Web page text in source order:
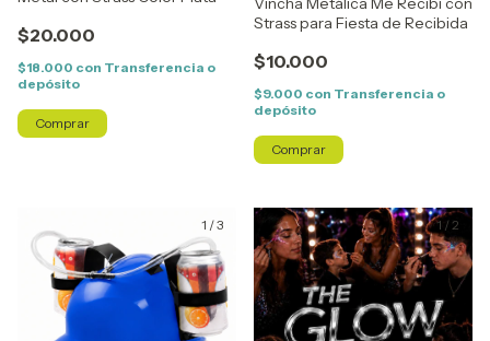
$20.000
$18.000 con Transferencia o
depósito
Strass para Fiesta de Recibida
$10.000
$9.000 con Transferencia o
depósito
Comprar
1 /3 1 / 2